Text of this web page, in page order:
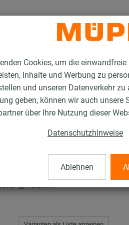
Cookies, um die
Inhalte und Werbung zu
und unseren Datenverkehr
geben, können wir auch unsere
über Ihre Nutzung dieser
Datenschutzhinweise
Ablehnen
Typ EHS
EHS
verzinkt